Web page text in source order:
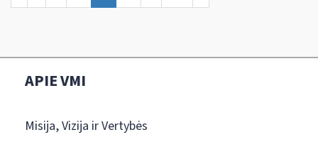
APIE VMI
Misija, Vizija ir Vertybės